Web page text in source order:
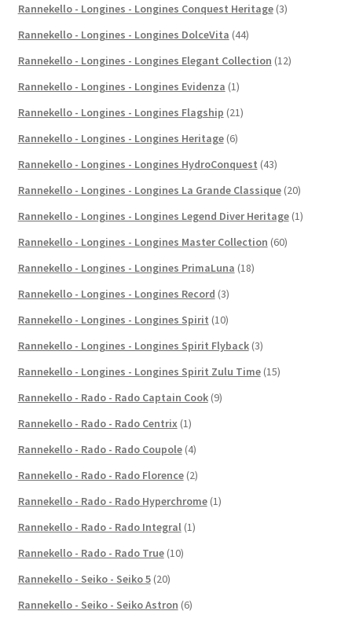
Rannekello - Longines - Longines Conquest Heritage (3)
Rannekello - Longines - Longines DolceVita (44)
Rannekello - Longines - Longines Elegant Collection (12)
Rannekello - Longines - Longines Evidenza (1)
Rannekello - Longines - Longines Flagship (21)
Rannekello - Longines - Longines Heritage (6)
Rannekello - Longines - Longines HydroConquest (43)
Rannekello - Longines - Longines La Grande Classique (20)
Rannekello - Longines - Longines Legend Diver Heritage (1)
Rannekello - Longines - Longines Master Collection (60)
Rannekello - Longines - Longines PrimaLuna (18)
Rannekello - Longines - Longines Record (3)
Rannekello - Longines - Longines Spirit (10)
Rannekello - Longines - Longines Spirit Flyback (3)
Rannekello - Longines - Longines Spirit Zulu Time (15)
Rannekello - Rado - Rado Captain Cook (9)
Rannekello - Rado - Rado Centrix (1)
Rannekello - Rado - Rado Coupole (4)
Rannekello - Rado - Rado Florence (2)
Rannekello - Rado - Rado Hyperchrome (1)
Rannekello - Rado - Rado Integral (1)
Rannekello - Rado - Rado True (10)
Rannekello - Seiko - Seiko 5 (20)
Rannekello - Seiko - Seiko Astron (6)